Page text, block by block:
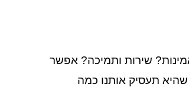
שירות ותמיכה? אפשר
תעסיק אותנו כמה